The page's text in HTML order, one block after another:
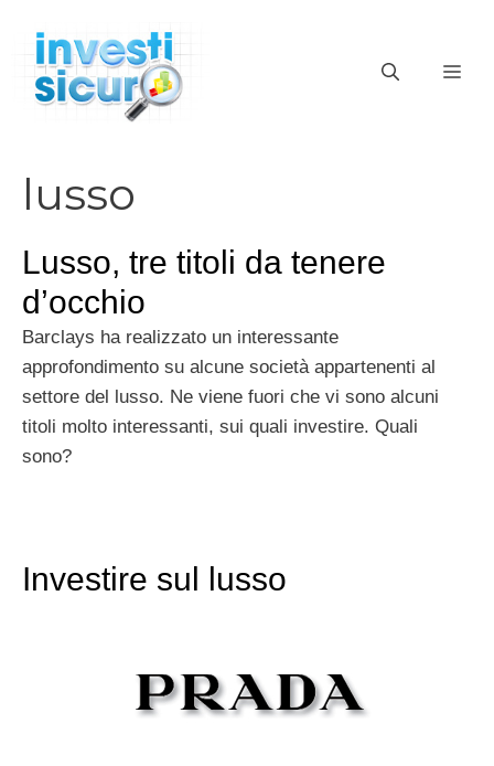
contenuto
lusso
Lusso, tre titoli da tenere
d’occhio
Barclays ha realizzato un interessante
approfondimento su alcune società appartenenti al
settore del lusso. Ne viene fuori che vi sono alcuni
titoli molto interessanti, sui quali investire. Quali
sono?
Investire sul lusso